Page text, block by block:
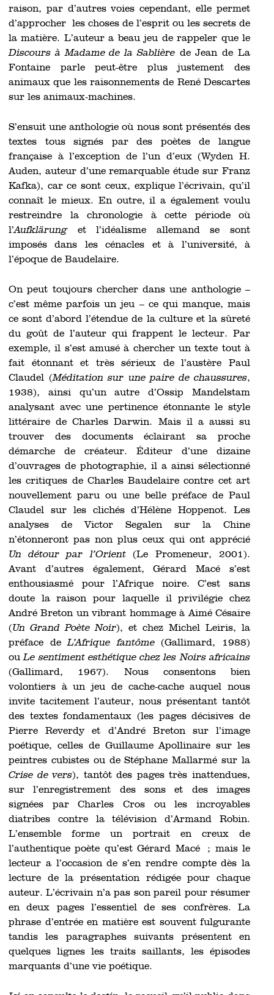
raison, par d’autres voies cependant, elle permet
d’approcher les choses de l’esprit ou les secrets de
la matière. L’auteur a beau jeu de rappeler que le
Discours à Madame de la Sablièrede Jean de La
Fontaine parle peut-être plus justement des
animaux que les raisonnements de René Descartes
sur les animaux-machines.
S’ensuit une anthologie où nous sont présentés des
textes tous signés par des poètes de langue
française à l’exception de l’un d’eux (Wyden H.
Auden, auteur d’une remarquable étude sur Franz
Kafka), car ce sont ceux, explique l’écrivain, qu’il
connaît le mieux. En outre, il a également voulu
restreindre la chronologie à cette période où
l’Aufklärunget l’idéalisme allemand se sont
imposés dans les cénacles et à l’université, à
l’époque de Baudelaire.
On peut toujours chercher dans une anthologie –
c’est même parfois un jeu – ce qui manque, mais
ce sont d’abord l’étendue de la culture et la sûreté
du goût de l’auteur qui frappent le lecteur. Par
exemple, il s’est amusé à chercher un texte tout à
fait étonnant et très sérieux de l’austère Paul
Claudel (Méditation sur une paire de chaussures,
1938), ainsi qu’un autre d’Ossip Mandelstam
analysant avec une pertinence étonnante le style
littéraire de Charles Darwin. Mais il a aussi su
trouver des documents éclairant sa proche
démarche de créateur. Éditeur d’une dizaine
d’ouvrages de photographie, il a ainsi sélectionné
les critiques de Charles Baudelaire contre cet art
nouvellement paru ou une belle préface de Paul
Claudel sur les clichés d’Hélène Hoppenot. Les
analyses de Victor Segalen sur la Chine
n’étonneront pas non plus ceux qui ont apprécié
Un détour par l’Orient (Le Promeneur, 2001).
Avant d’autres également, Gérard Macé s’est
enthousiasmé pour l’Afrique noire. C’est sans
doute la raison pour laquelle il privilégie chez
André Breton un vibrant hommage à Aimé Césaire
(Un Grand Poète Noir), et chez Michel Leiris, la
préface de L’Afrique fantôme (Gallimard, 1988)
ou Le sentiment esthétique chez les Noirs africains
(Gallimard, 1967). Nous consentons bien
volontiers à un jeu de cache-cache auquel nous
invite tacitement l’auteur, nous présentant tantôt
des textes fondamentaux (les pages décisives de
Pierre Reverdy et d’André Breton sur l’image
poétique, celles de Guillaume Apollinaire sur les
peintres cubistes ou de Stéphane Mallarmé sur la
Crise de vers), tantôt des pages très inattendues,
sur l’enregistrement des sons et des images
signées par Charles Cros ou les incroyables
diatribes contre la télévision d’Armand Robin.
L’ensemble forme un portrait en creux de
l’authentique poète qu’est Gérard Macé ; mais le
lecteur a l’occasion de s’en rendre compte dès la
lecture de la présentation rédigée pour chaque
auteur. L’écrivain n’a pas son pareil pour résumer
en deux pages l’essentiel de ses confrères. La
phrase d’entrée en matière est souvent fulgurante
tandis les paragraphes suivants présentent en
quelques lignes les traits saillants, les épisodes
marquants d’une vie poétique.